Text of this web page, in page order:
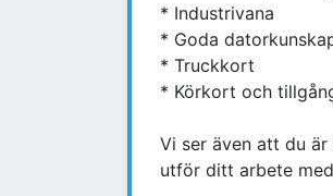
* Industrivana
* Goda
* Truckkort
* Körkort och
Vi ser även att du
utför ditt arbete